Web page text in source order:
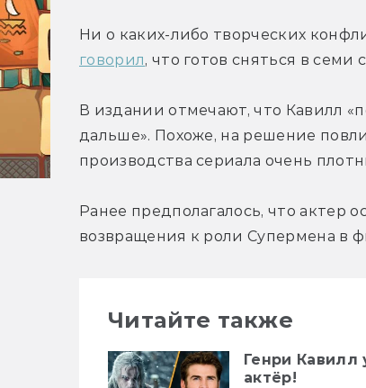
говорил, что готов сняться в семи
В издании отмечают, что Кавилл
дальше». Похоже, на решение
производства сериала очень
Ранее предполагалось, что актер
возвращения к роли Супермена в
Читайте также
Генри Кавилл
актёр!